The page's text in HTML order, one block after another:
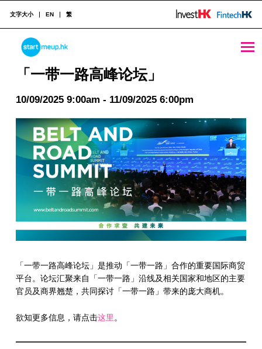
「一带一路高峰论坛」 - StartmeupHK
STARTMEUPHK
STARTMEUPHK FESTIVAL IS THE LEADING STARTUP AND INNOVATION CONFERENCE EVENT IN HONG KONG
文字大小 EN 繁
「一带一路高峰论坛」
10/09/2025 9:00am - 11/09/2025 6:00pm
「一带一路高峰论坛」是推动「一带一路」合作的重要国际商贸
平台。论坛汇聚来自「一带一路」沿线及相关国家和地区的主要
官员及商界翘楚，共同探讨「一带一路」带来的庞大商机。
欲知更多信息，请点击这里 。